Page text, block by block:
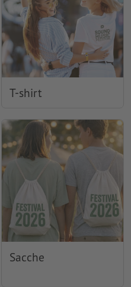
T-shirt
Sacche